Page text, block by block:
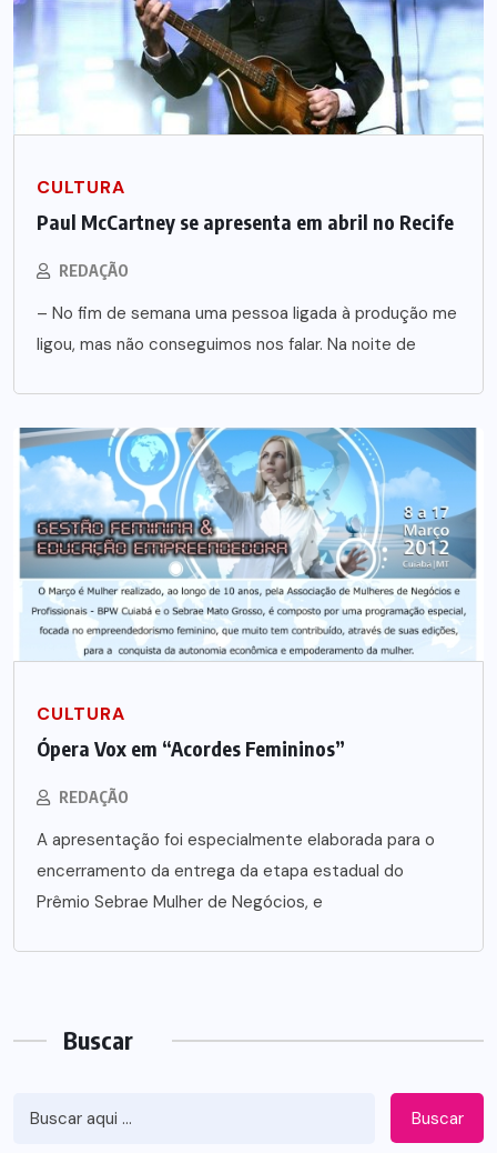
CULTURA
Paul McCartney se apresenta em abril no Recife
REDAÇÃO
– No fim de semana uma pessoa ligada à produção me
ligou, mas não conseguimos nos falar. Na noite de
CULTURA
Ópera Vox em “Acordes Femininos”
REDAÇÃO
A apresentação foi especialmente elaborada para o
encerramento da entrega da etapa estadual do
Prêmio Sebrae Mulher de Negócios, e
Buscar
Buscar